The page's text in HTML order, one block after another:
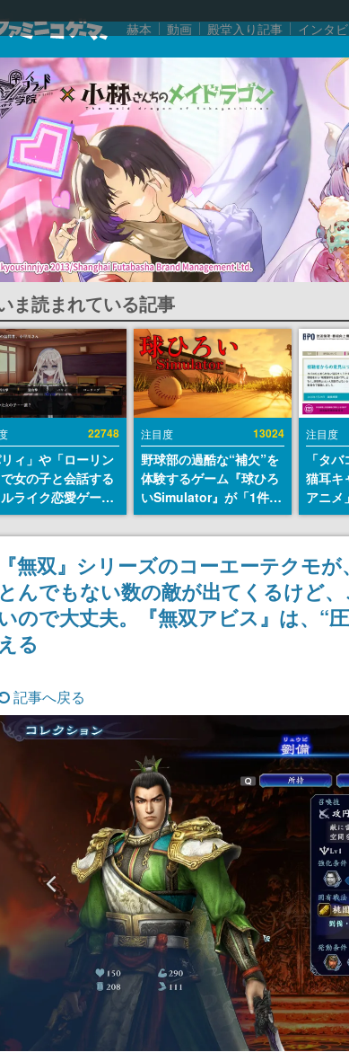
赫本 動画 殿堂入り記事 インタ
ま読まれている記事
22748
リィ」や「ローリン
女の子と会話する
ライク恋愛ゲーム
川さんはソウルラ
無料公開。返事に
すると「YOU
」
注目度 13024
野球部の過酷な“補欠”を
体験するゲーム『球ひろ
いSimulator』が「1件」
のウィッシュリストをも
とにチェコ語に対応し
SNSで話題に。『キング
ダム・カム』開発元やチ
ェコのプロ野球選手から
称賛の声
注目度
「タ
猫耳キ
アニメ
から批
の使用
めて
す
『無双』シリーズのコーエーテクモ
とんでもない数の敵が出てくるけど
いので大丈夫。『無双アビス』は、“
える
記事へ戻る